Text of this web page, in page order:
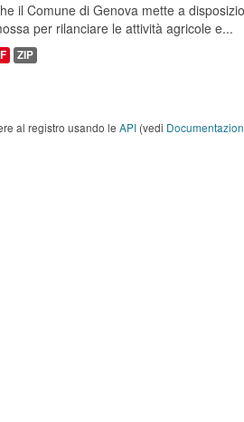
il Comune di Genova mette a
per rilanciare le attività agricole e...
ZIP
al registro usando le API (vedi